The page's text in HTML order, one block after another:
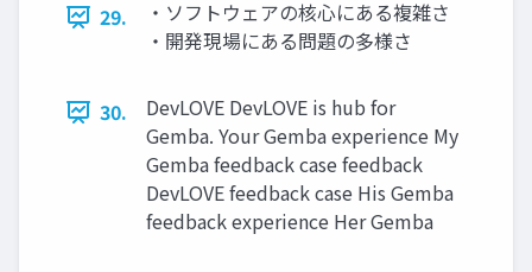
29.
・ソフトウェアの核心にある複雑さ
・開発現場にある問題の多様さ
30.
DevLOVE DevLOVE is hub for
Gemba. Your Gemba experience My
Gemba feedback case feedback
DevLOVE feedback case His Gemba
feedback experience Her Gemba